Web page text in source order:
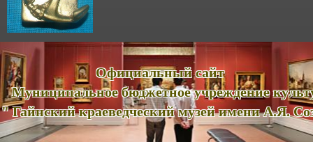
сайт
бюджетное учреждение
краеведческий музей имени А.Я.